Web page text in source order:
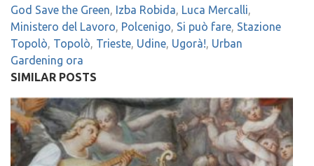
God Save the Green, Izba Robida, Luca Mercalli,
Ministero del Lavoro, Polcenigo, Si può fare, Stazione
Topolò, Topolò, Trieste, Udine, Ugorà!, Urban
Gardening ora
SIMILAR POSTS